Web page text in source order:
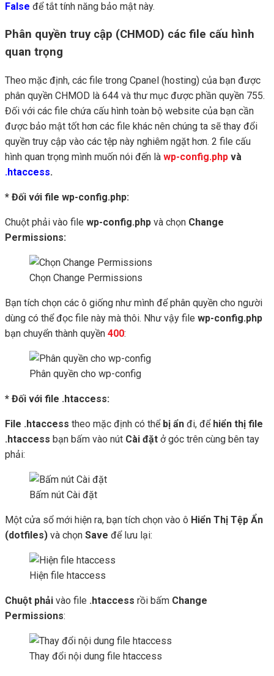
False để tắt tính năng bảo mật này.
Phân quyền truy cập (CHMOD) các file cấu hình
quan trọng
Theo mặc định, các file trong Cpanel (hosting) của bạn được
phân quyền CHMOD là 644 và thư mục được phần quyền 755.
Đối với các file chứa cấu hình toàn bộ website của bạn cần
được bảo mật tốt hơn các file khác nên chúng ta sẽ thay đổi
quyền truy cập vào các tệp này nghiêm ngặt hơn. 2 file cấu
hình quan trọng mình muốn nói đến là wp-config.php và
.htaccess.
* Đối với file wp-config.php:
Chuột phải vào file wp-config.php và chọn Change
Permissions:
Chọn Change Permissions
Bạn tích chọn các ô giống như mình để phân quyền cho người
dùng có thể đọc file này mà thôi. Như vậy file wp-config.php
bạn chuyển thành quyền 400:
Phân quyền cho wp-config
* Đối với file .htaccess:
File .htaccess theo mặc định có thể bị ẩn đi, để hiển thị file
.htaccess bạn bấm vào nút Cài đặt ở góc trên cùng bên tay
phải:
Bấm nút Cài đặt
Một cửa sổ mới hiện ra, bạn tích chọn vào ô Hiển Thị Tệp Ẩn
(dotfiles) và chọn Save để lưu lại:
Hiện file htaccess
Chuột phải vào file .htaccess rồi bấm Change
Permissions:
Thay đổi nội dung file htaccess